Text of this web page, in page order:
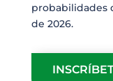
probabilidades
de 2026.